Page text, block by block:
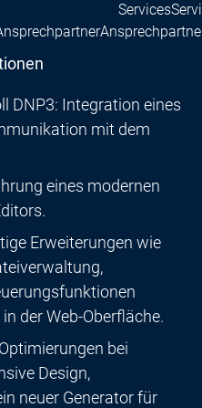
Services
DNP3: Integration eines
mit dem
eines modernen
Erweiterungen wie
der Web-Oberfläche.
bei
Design,
neuer Generator für